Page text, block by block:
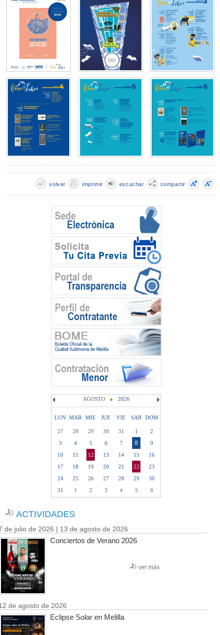
compartir
escuchar
imprimir
volver
AGOSTO 2026
LUN MAR MIE JUE VIE SAB DOM
27 28 29 30 31 1
2
3
4 5 6 7 8
9
10
11 12 13 14 15
16
17
18 19 20 21 22
23
24
25 26 27 28 29
30
31
1 2 3 4 5 6
ACTIVIDADES
de julio de 2026 | 13 de agosto de 2026
Conciertos de Verano 2026
ver más
de agosto de 2026
Eclipse Solar en Melilla